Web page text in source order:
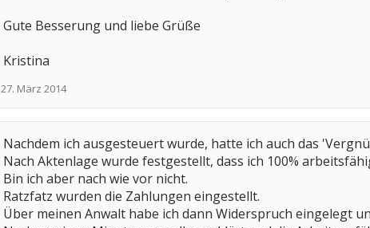
Gute Besserung und liebe Grüße
Kristina
27. März 2014
Nachdem ich ausgesteuert wurde, hatte ich auch das
Nach Aktenlage wurde festgestellt, dass ich 100%
Bin ich aber nach wie vor nicht.
Ratzfatz wurden die Zahlungen eingestellt.
Über meinen Anwalt habe ich dann Widerspruch eingelegt